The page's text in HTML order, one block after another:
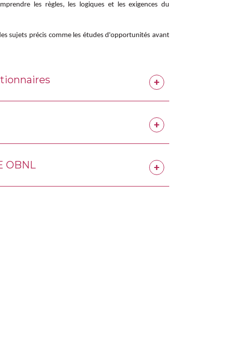
les règles, les logiques et les exigences du
sujets précis comme les études d'opportunités avant
OBNL